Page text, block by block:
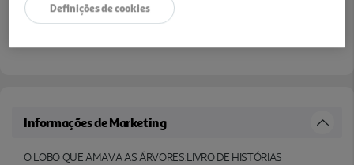
Informações de Marketing
O LOBO QUE AMAVA AS ÁRVORES:LIVRO DE HISTÓRIAS
Definições de cookies